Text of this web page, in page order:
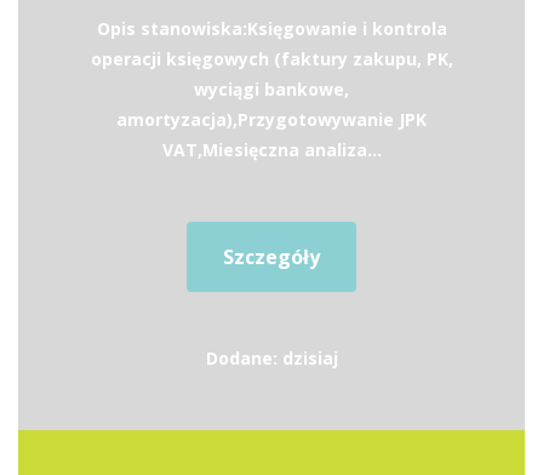
Opis stanowiska:Księgowanie i kontrola
operacji księgowych (faktury zakupu, PK,
wyciągi bankowe,
amortyzacja),Przygotowywanie JPK
VAT,Miesięczna analiza...
Szczegóły
Dodane: dzisiaj